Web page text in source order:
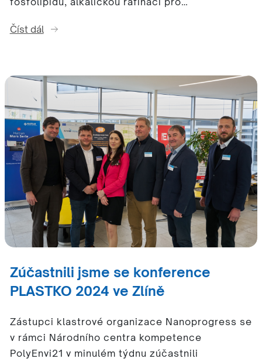
Číst dál
Zúčastnili jsme se konference
PLASTKO 2024 ve Zlíně
Zástupci klastrové organizace Nanoprogress se
v rámci Národního centra kompetence
PolyEnvi21 v minulém týdnu zúčastnili